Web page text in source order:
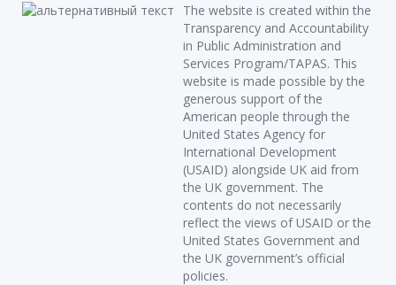
The website is created within the
Transparency and Accountability
in Public Administration and
Services Program/TAPAS. This
website is made possible by the
generous support of the
American people through the
United States Agency for
International Development
(USAID) alongside UK aid from
the UK government. The
contents do not necessarily
reflect the views of USAID or the
United States Government and
the UK government’s official
policies.